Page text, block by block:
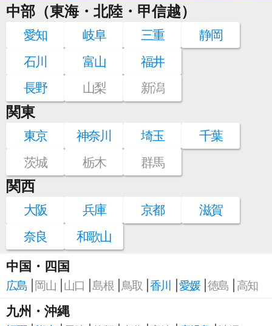
中部（東海・北陸・甲信越）
愛知 岐阜 三重
静岡
石川
富山
福井
長野
山梨 新潟
関東
東京 神奈川 埼玉
千葉
茨城
栃木 群馬
関西
大阪 兵庫 京都
滋賀
奈良
和歌山
中国・四国
広島 岡山 山口 島根 鳥取 香川 愛媛 徳島 高知
九州・沖縄